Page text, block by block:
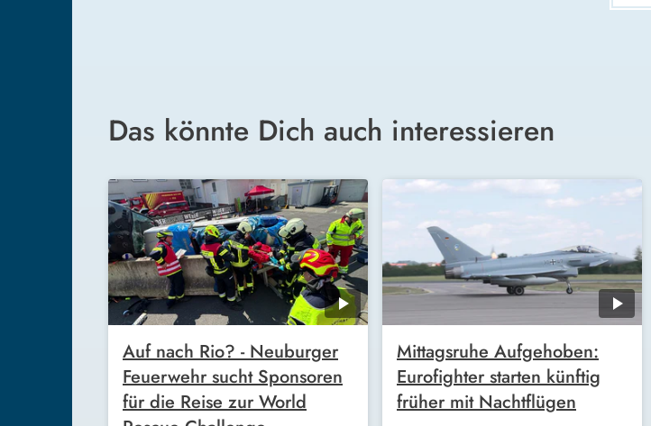
Das könnte Dich auch interessieren
Auf nach Rio? - Neuburger
Feuerwehr sucht Sponsoren
für die Reise zur World
Mittagsruhe Aufgehoben:
Eurofighter starten künftig
früher mit Nachtflügen